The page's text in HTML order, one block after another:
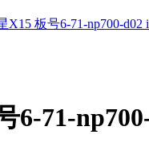
X15 板号6-71-np700-d02
6-71-